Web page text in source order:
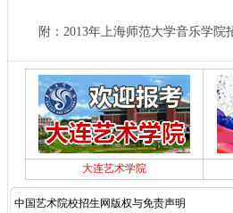
附：2013年上海师范大学音乐学院
大连艺术学院
中国艺术院校招生网版权与免责声明